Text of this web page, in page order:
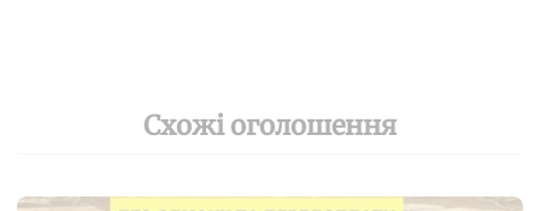
Схожі оголошення